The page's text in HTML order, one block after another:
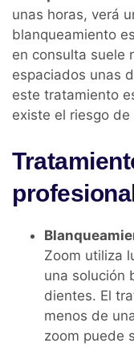
unas horas, verá
blanqueamiento
en consulta suele
espaciados unas
este tratamiento
existe el riesgo
Zoom utiliza
una solución
dientes. El
menos de
zoom puede